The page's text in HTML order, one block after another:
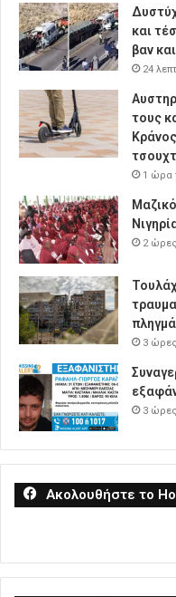
και
βαν
24
τους
1 ώρα
2
3
3
Ακολουθήστε το